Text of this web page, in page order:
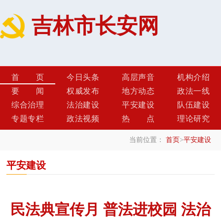
吉林市长安网
首页 今日头条 高层声音
机构介绍
要闻
权威发布 地方动态
政法一线
综合治理
法治建设 平安建设
队伍建设
专题专栏
政法视频 热点 理论研究
当前位置： 首页>平安建设
平安建设
民法典宣传月 普法进校园 法治